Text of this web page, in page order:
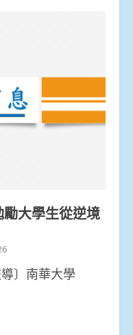
大學生從逆境
〕南華大學